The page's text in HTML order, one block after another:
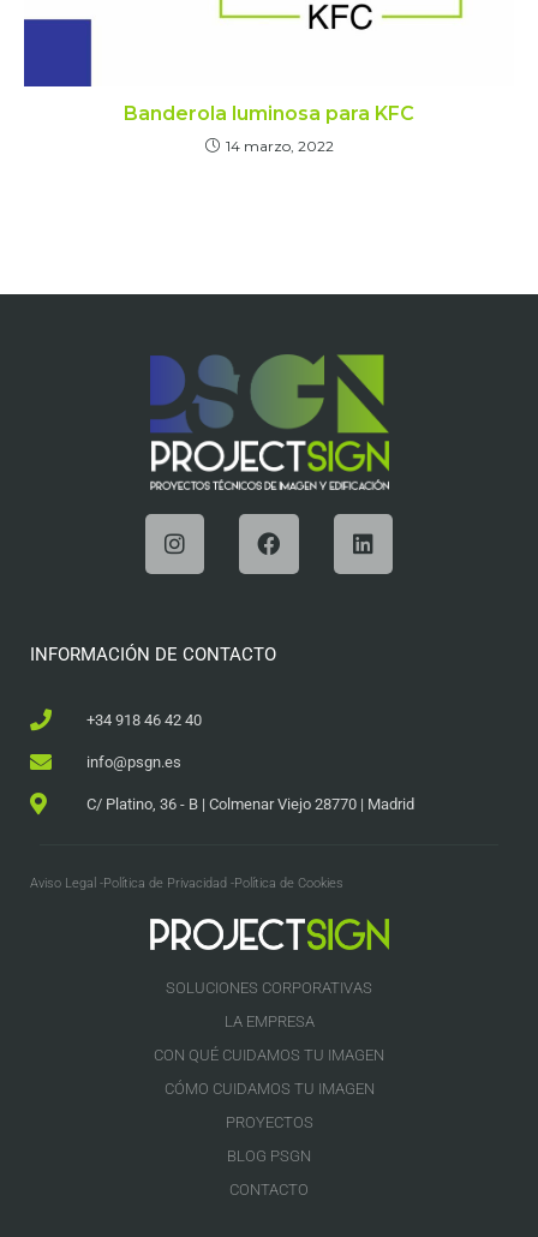
Banderola luminosa para KFC
14 marzo, 2022
INFORMACIÓN DE CONTACTO
+34 918 46 42 40
info@psgn.es
C/ Platino, 36 - B | Colmenar Viejo 28770 | Madrid
Aviso Legal -Política de Privacidad -Política de Cookies
SOLUCIONES CORPORATIVAS
LA EMPRESA
CON QUÉ CUIDAMOS TU IMAGEN
CÓMO CUIDAMOS TU IMAGEN
PROYECTOS
BLOG PSGN
CONTACTO